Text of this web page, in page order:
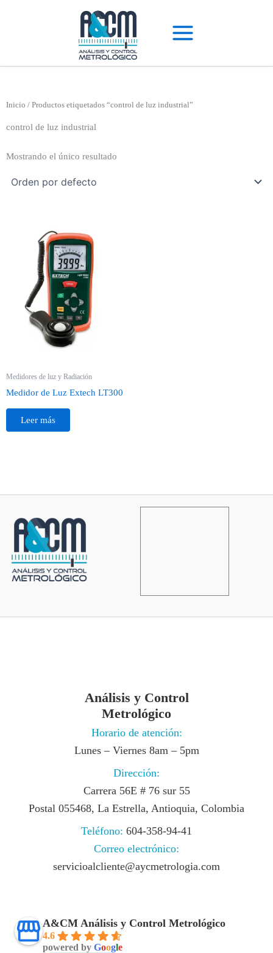
Inicio / Productos etiquetados “control de luz industrial”
control de luz industrial
Mostrando el único resultado
Medidores de luz y Radiación
Medidor de Luz Extech LT300
Leer más
Análisis y Control
Metrológico
Horario de atención:
Lunes – Viernes 8am – 5pm
Dirección:
Carrera 56E # 76 sur 55
Postal 055468, La Estrella, Antioquia, Colombia
Teléfono: 604-358-94-41
Correo electrónico:
servicioalcliente@aycmetrologia.com
A&CM Análisis y Control Metrológico
4.6
powered by Google